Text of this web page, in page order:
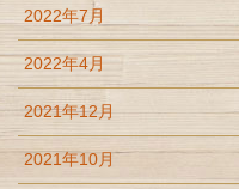
2022年7月
2022年4月
2021年12月
2021年10月